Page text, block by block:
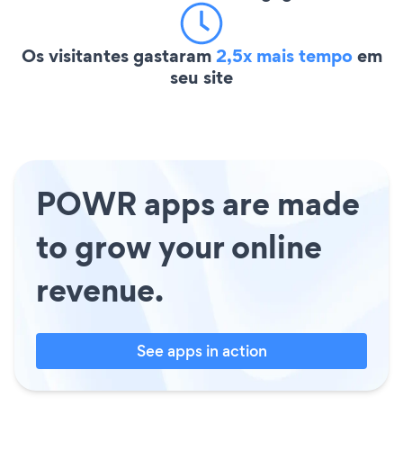
Os visitantes gastaram2,5x mais tempoem
seu site
POWR apps are made
to grow your online
revenue.
See apps in action